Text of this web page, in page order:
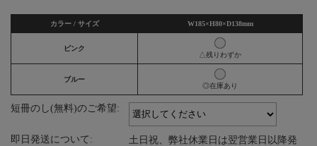
カラー / サイズ W185×H80×D138mm
ピンク
△残りわずか
ブルー
◎在庫あり
短冊のし(無料)のご希望:
即日発送について:
土日祝、弊社休業日は翌営業日以降発